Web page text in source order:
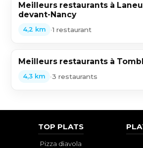
Meilleurs restaurants à
devant-Nancy
4,2 km •1 restaurant
Meilleurs restaurants à
4,3 km •3 restaurants
TOP PLATS
Pizza diavola